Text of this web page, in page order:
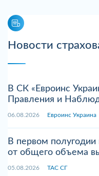
Новости
В СК «Евроинс
Правления и
06.08.2026 Евроинс Украина
В первом
от общего объема
05.08.2026 ТАС СГ